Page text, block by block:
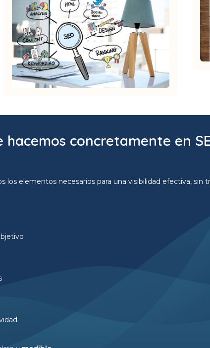
hacemos concretamente en
elementos necesarios para una visibilidad efectiva, sin